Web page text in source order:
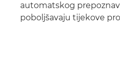
automatskog
poboljšavaju tijekove